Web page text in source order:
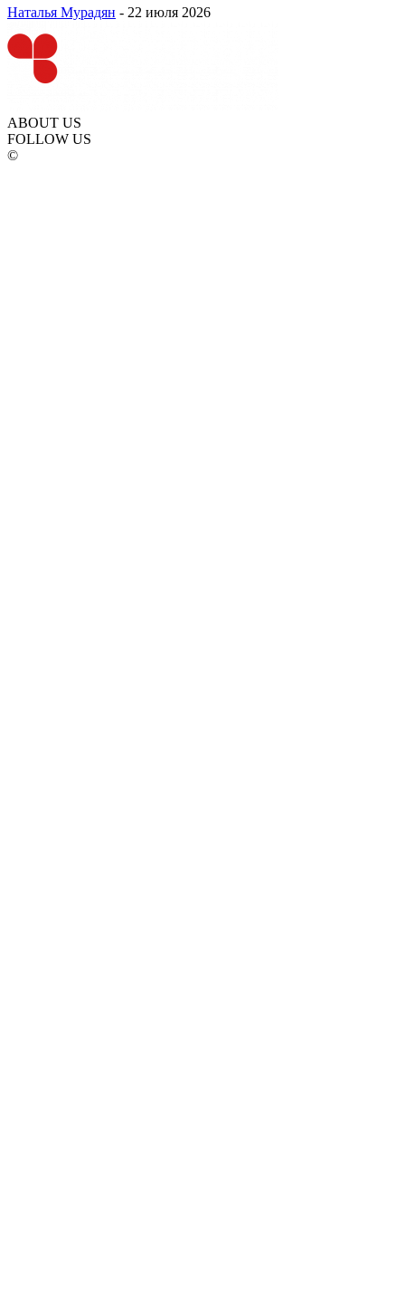
Наталья Мурадян - 22 июля 2026
ABOUT US
FOLLOW US
©